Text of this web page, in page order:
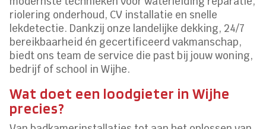
riolering onderhoud, CV installatie en snelle
lekdetectie. Dankzij onze landelijke dekking, 24/7
bereikbaarheid én gecertificeerd vakmanschap,
biedt ons team de service die past bij jouw woning,
bedrijf of school in Wijhe.
Wat doet een loodgieter in Wijhe
precies?